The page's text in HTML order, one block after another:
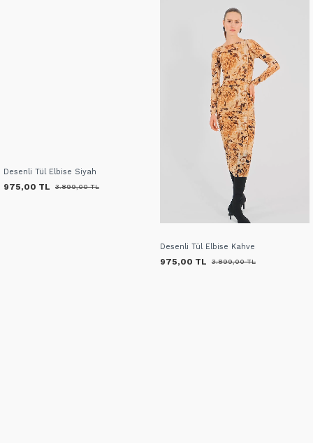
Desenli Tül Elbise Siyah
975,00 TL 3.899,00 TL
Desenli Tül Elbise Kahve
975,00 TL 3.899,00 TL